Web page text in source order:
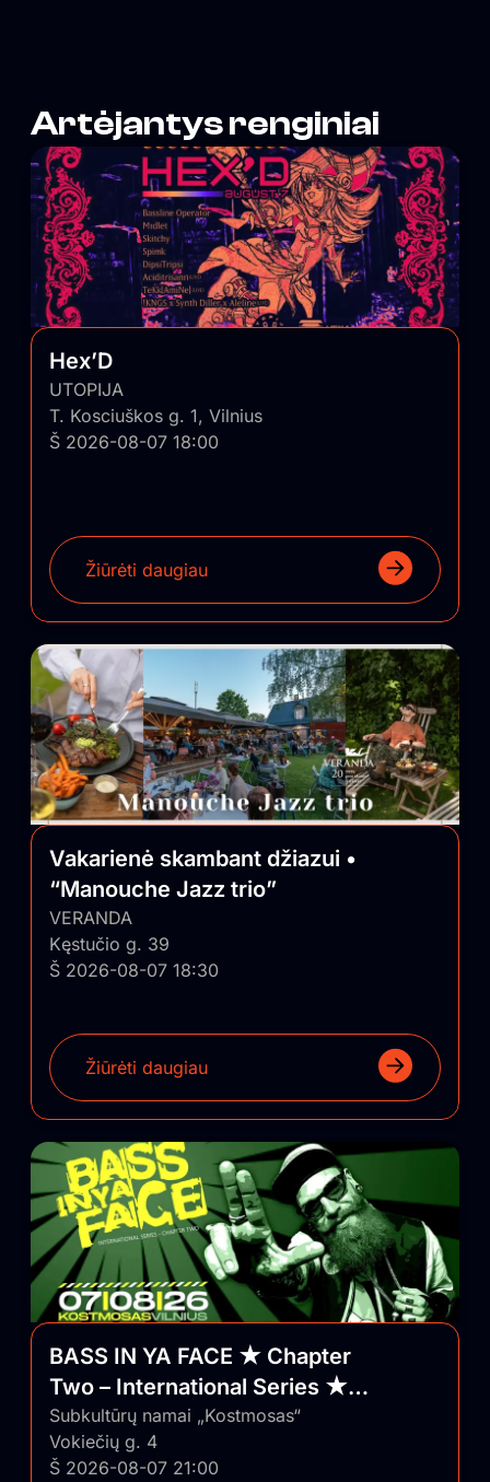
Artėjantys renginiai
Hex’D
UTOPIJA
T. Kosciuškos g. 1, Vilnius
Š 2026-08-07 18:00
Žiūrėti daugiau
Vakarienė skambant džiazui •
“Manouche Jazz trio”
VERANDA
Kęstučio g. 39
Š 2026-08-07 18:30
Žiūrėti daugiau
BASS IN YA FACE ★ Chapter
Two – International Series ★
Vilnius/Lithuania
Subkultūrų namai „Kostmosas“
Vokiečių g. 4
Š 2026-08-07 21:00